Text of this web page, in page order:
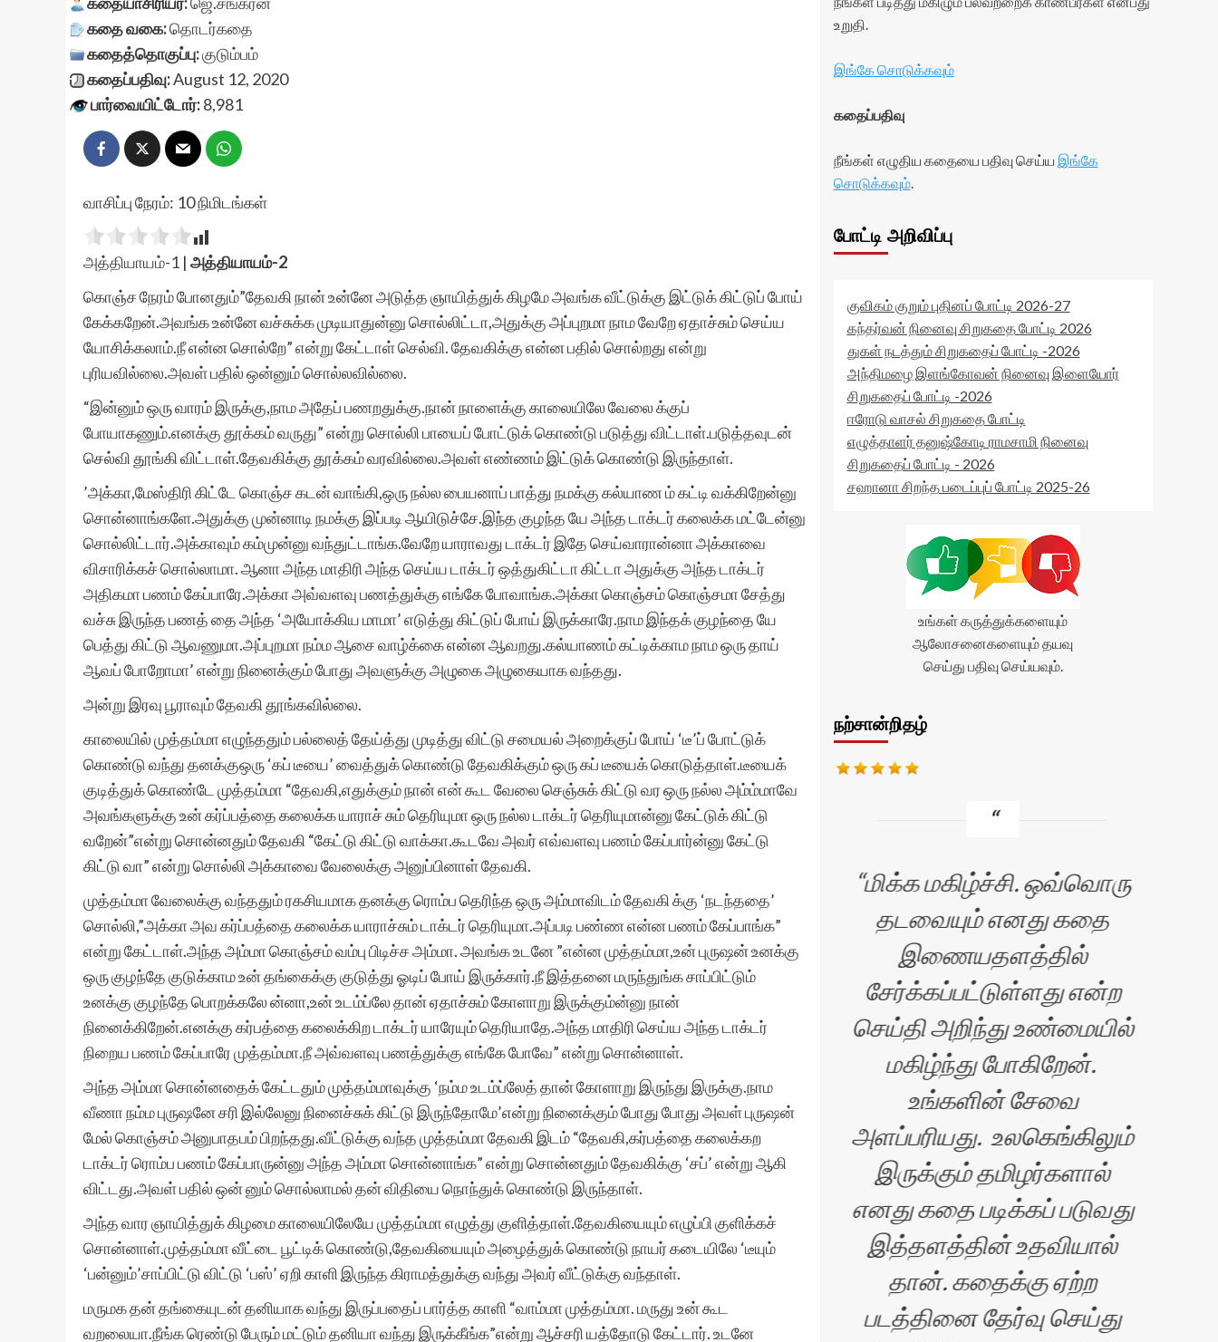
கதை வகை:தொடர்கதை
கதைத்தொகுப்பு:குடும்பம்
கதைப்பதிவு:August 12, 2020
பார்வையிட்டோர்:8,981
வாசிப்பு நேரம்: 10நிமிடங்கள்
அத்தியாயம்-1 | அத்தியாயம்-2
கொஞ்ச நேரம் போனதும்”தேவகி நான் உன்னே அடுத்த ஞாயித்துக் கிழமே அவங்க வீட்டுக்கு இட்டுக் கிட்டுப் போய்
கேக்கறேன்.அவங்க உன்னே வச்சுக்க முடியாதுன்னு சொல்லிட்டா,அதுக்கு அப்புறமா நாம வேறே ஏதாச்சும் செய்ய
யோசிக்கலாம்.நீ என்ன சொல்றே” என்று கேட்டாள் செல்வி. தேவகிக்கு என்ன பதில் சொல்றது என்று
புரியவில்லை.அவள் பதில் ஒன்னும் சொல்லவில்லை.
“இன்னும் ஒரு வாரம் இருக்கு,நாம அதேப் பணறதுக்கு.நான் நாளைக்கு காலையிலே வேலை க்குப்
போயாகணும்.எனக்கு தூக்கம் வருது” என்று சொல்லி பாயைப் போட்டுக் கொண்டு படுத்து விட்டாள்.படுத்தவுடன்
செல்வி தூங்கி விட்டாள்.தேவகிக்கு தூக்கம் வரவில்லை.அவள் எண்ணம் இட்டுக் கொண்டு இருந்தாள்.
’அக்கா,மேஸ்திரி கிட்டே கொஞ்ச கடன் வாங்கி,ஒரு நல்ல பையனாப் பாத்து நமக்கு கல்யாண ம் கட்டி வக்கிறேன்னு
சொன்னாங்களே.அதுக்கு முன்னாடி நமக்கு இப்படி ஆயிடுச்சே.இந்த குழந்த யே அந்த டாக்டர் கலைக்க மட்டேன்னு
சொல்லிட்டார்.அக்காவும் கம்முன்னு வந்துட்டாங்க.வேறே யாராவது டாக்டர் இதே செய்வாரான்னா அக்காவை
விசாரிக்கச் சொல்லாமா. ஆனா அந்த மாதிரி அந்த செய்ய டாக்டர் ஒத்துகிட்டா கிட்டா அதுக்கு அந்த டாக்டர்
அதிகமா பணம் கேப்பாரே.அக்கா அவ்வளவு பணத்துக்கு எங்கே போவாங்க.அக்கா கொஞ்சம் கொஞ்சமா சேத்து
வச்சு இருந்த பணத் தை அந்த ‘அயோக்கிய மாமா’ எடுத்து கிட்டுப் போய் இருக்காரே.நாம இந்தக் குழந்தை யே
பெத்து கிட்டு ஆவணுமா.அப்புறமா நம்ம ஆசை வாழ்க்கை என்ன ஆவறது.கல்யாணம் கட்டிக்காம நாம ஒரு தாய்
ஆவப் போறோமா’ என்று நினைக்கும் போது அவளுக்கு அழுகை அழுகையாக வந்தது.
அன்று இரவு பூராவும் தேவகி தூங்கவில்லை.
காலையில் முத்தம்மா எழுந்ததும் பல்லைத் தேய்த்து முடித்து விட்டு சமையல் அறைக்குப் போய் ‘டீ’ப் போட்டுக்
கொண்டு வந்து தனக்குஒரு ‘கப் டீயை’ வைத்துக் கொண்டு தேவகிக்கும் ஒரு கப் டீயைக் கொடுத்தாள்.டீயைக்
குடித்துக் கொண்டே முத்தம்மா “தேவகி,எதுக்கும் நான் என் கூட வேலை செஞ்சுக் கிட்டு வர ஒரு நல்ல அம்ம்மாவே
அவங்களுக்கு உன் கர்ப்பத்தை கலைக்க யாராச் சும் தெரியுமா ஒரு நல்ல டாக்டர் தெரியுமான்னு கேட்டுக் கிட்டு
வறேன்”என்று சொன்னதும் தேவகி “கேட்டு கிட்டு வாக்கா.கூடவே அவர் எவ்வளவு பணம் கேப்பார்ன்னு கேட்டு
கிட்டு வா” என்று சொல்லி அக்காவை வேலைக்கு அனுப்பினாள் தேவகி.
முத்தம்மா வேலைக்கு வந்ததும் ரகசியமாக தனக்கு ரொம்ப தெரிந்த ஒரு அம்மாவிடம் தேவகி க்கு ‘நடந்ததை’
சொல்லி,”அக்கா அவ கர்ப்பத்தை கலைக்க யாராச்சும் டாக்டர் தெரியுமா.அப்படி பண்ண என்ன பணம் கேப்பாங்க”
என்று கேட்டாள்.அந்த அம்மா கொஞ்சம் வம்பு பிடிச்ச அம்மா. அவங்க உடனே ”என்ன முத்தம்மா,உன் புருஷன் உனக்கு
ஒரு குழந்தே குடுக்காம உன் தங்கைக்கு குடுத்து ஓடிப் போய் இருக்கார்.நீ இத்தனை மருந்துங்க சாப்பிட்டும்
உனக்கு குழந்தே பொறக்கலே ன்னா,உன் உடம்ப்லே தான் ஏதாச்சும் கோளாறு இருக்கும்ன்னு நான்
நினைக்கிறேன்.எனக்கு கர்பத்தை கலைக்கிற டாக்டர் யாரேயும் தெரியாதே.அந்த மாதிரி செய்ய அந்த டாக்டர்
நிறைய பணம் கேப்பாரே முத்தம்மா.நீ அவ்வளவு பணத்துக்கு எங்கே போவே” என்று சொன்னாள்.
அந்த அம்மா சொன்னதைக் கேட்டதும் முத்தம்மாவுக்கு ‘நம்ம உடம்ப்லேத் தான் கோளாறு இருந்து இருக்கு.நாம
வீணா நம்ம புருஷனே சரி இல்லேனு நினைச்சுக் கிட்டு இருந்தோமே’என்று நினைக்கும் போது போது அவள் புருஷன்
மேல் கொஞ்சம் அனுபாதபம் பிறந்தது.வீட்டுக்கு வந்த முத்தம்மா தேவகி இடம் “தேவகி,கர்பத்தை கலைக்கற
டாக்டர் ரொம்ப பணம் கேப்பாருன்னு அந்த அம்மா சொன்னாங்க” என்று சொன்னதும் தேவகிக்கு ‘சப்’ என்று ஆகி
விட்டது.அவள் பதில் ஒன் னும் சொல்லாமல் தன் விதியை நொந்துக் கொண்டு இருந்தாள்.
அந்த வார ஞாயித்துக் கிழமை காலையிலேயே முத்தம்மா எழுத்து குளித்தாள்.தேவகியையும் எழுப்பி குளிக்கச்
சொன்னாள்.முத்தம்மா வீட்டை பூட்டிக் கொண்டு,தேவகியையும் அழைத்துக் கொண்டு நாயர் கடையிலே ‘டீயும்
‘பன்னும்’சாப்பிட்டு விட்டு ‘பஸ்’ ஏறி காளி இருந்த கிராமத்துக்கு வந்து அவர் வீட்டுக்கு வந்தாள்.
மருமக தன் தங்கையுடன் தனியாக வந்து இருப்பதைப் பார்த்த காளி “வாம்மா முத்தம்மா. மருது உன் கூட
வறலையா.நீங்க ரெண்டு பேரும் மட்டும் தனியா வந்து இருக்கீங்க”என்று ஆச்சரி யத்தோடு கேட்டார். உடனே
உறுதி.
இங்கே சொடுக்கவும்
கதைப்பதிவு
நீங்கள் எழுதிய கதையை பதிவு செய்ய இங்கே
சொடுக்கவும்.
போட்டி அறிவிப்பு
குவிகம் குறும் புதினப் போட்டி 2026-27
கந்தர்வன் நினைவு சிறுகதை போட்டி 2026
துகள் நடத்தும் சிறுகதைப் போட்டி -2026
அந்திமழை இளங்கோவன் நினைவு இளையோர்
சிறுகதைப் போட்டி -2026
ஈரோடு வாசல் சிறுகதை போட்டி
எழுத்தாளர் தனுஷ்கோடி ராமசாமி நினைவு
சிறுகதைப் போட்டி - 2026
சஹானா சிறந்த படைப்புப் போட்டி 2025-26
உங்கள் கருத்துக்களையும்
ஆலோசனைகளையும் தயவு
செய்து பதிவு செய்யவும்.
நற்சான்றிதழ்
அருமையான தளமாக
உள்ளது. கமல்ஹாசனின்
சிறுகதையை
இத்தளத்தில்தான்
வாசித்தேன். பகிர்விற்கு
நன்றி.
சித்திரவீதிக்காரன்
மிக்க மகிழ்ச்சி. ஒவ்வொரு
தடவையும் எனது கதை
இணையதளத்தில்
சேர்க்கப்பட்டுள்ளது என்ற
செய்தி அறிந்து உண்மையில்
மகிழ்ந்து போகிறேன்.
உங்களின் சேவை
அளப்பரியது. உலகெங்கிலும்
இருக்கும் தமிழர்களால்
எனது கதை படிக்கப் படுவது
இத்தளத்தின் உதவியால்
தான். கதைக்கு ஏற்ற
படத்தினை தேர்வு செய்து